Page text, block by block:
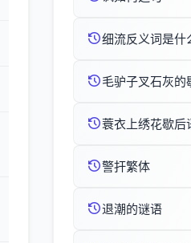
细流反义词是什
毛驴子叉石灰的
蓑衣上绣花歇后
警扞繁体
退潮的谜语